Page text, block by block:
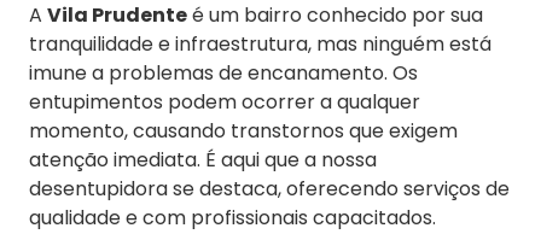
A Vila Prudenteé um bairro conhecido por sua
tranquilidade e infraestrutura, mas ninguém está
imune a problemas de encanamento. Os
entupimentos podem ocorrer a qualquer
momento, causando transtornos que exigem
atenção imediata. É aqui que a nossa
desentupidora se destaca, oferecendo serviços de
qualidade e com profissionais capacitados.